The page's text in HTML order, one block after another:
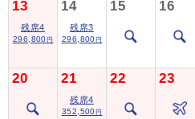
13
残席4
296,800 円
14
残席3
296,800 円
15 16
20 21
残席4
352,500 円
22 23